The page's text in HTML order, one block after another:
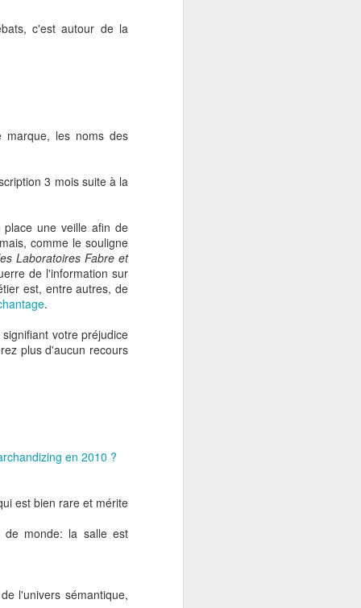
c'est autour de la
les noms des
3 mois suite à la
une veille afin de
comme le souligne
Laboratoires Fabre et
de l'information sur
est, entre autres, de
.
votre préjudice
plus d'aucun recours
en 2010 ?
est bien rare et mérite
de monde: la salle est
l'univers sémantique,
qu'il ne s'agit pas
de son impuissance
Group, remplacée en